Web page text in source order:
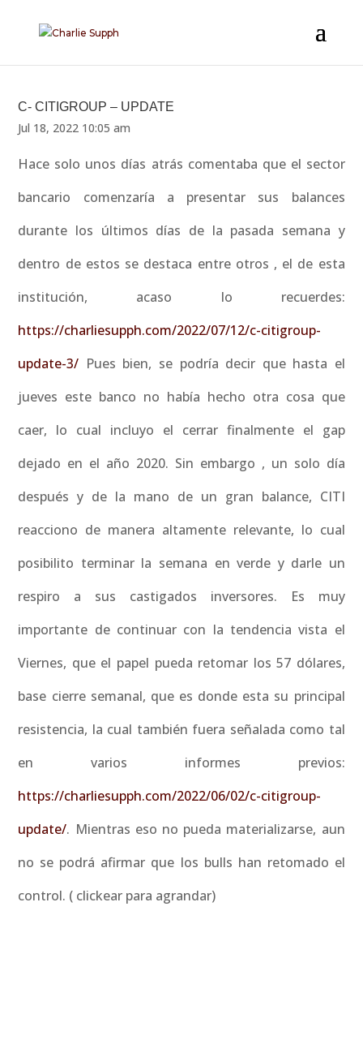
C- CITIGROUP – UPDATE
Jul 18, 2022 10:05 am
Hace solo unos días atrás comentaba que el sector
bancario comenzaría a presentar sus balances
durante los últimos días de la pasada semana y
dentro de estos se destaca entre otros , el de esta
institución, acaso lo recuerdes:
https://charliesupph.com/2022/07/12/c-citigroup-
update-3/ Pues bien, se podría decir que hasta el
jueves este banco no había hecho otra cosa que
caer, lo cual incluyo el cerrar finalmente el gap
dejado en el año 2020. Sin embargo , un solo día
después y de la mano de un gran balance, CITI
reacciono de manera altamente relevante, lo cual
posibilito terminar la semana en verde y darle un
respiro a sus castigados inversores. Es muy
importante de continuar con la tendencia vista el
Viernes, que el papel pueda retomar los 57 dólares,
base cierre semanal, que es donde esta su principal
resistencia, la cual también fuera señalada como tal
en varios informes previos:
https://charliesupph.com/2022/06/02/c-citigroup-
update/. Mientras eso no pueda materializarse, aun
no se podrá afirmar que los bulls han retomado el
control. ( clickear para agrandar)